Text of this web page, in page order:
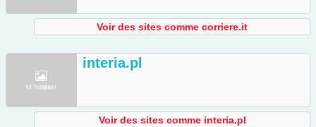
Voir des sites comme corriere.it
interia.pl
Voir des sites comme interia.pl